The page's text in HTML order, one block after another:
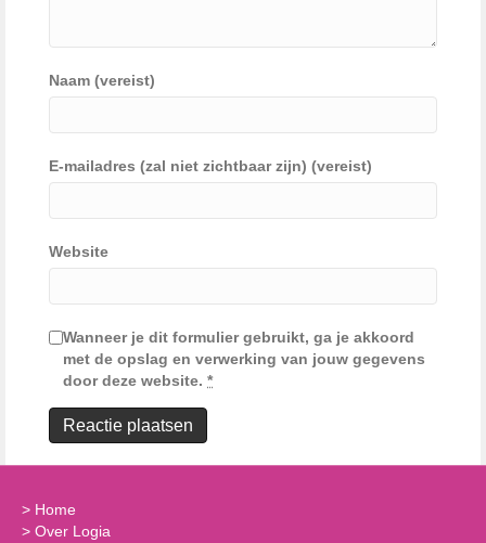
Naam (vereist)
E-mailadres (zal niet zichtbaar zijn) (vereist)
Website
Wanneer je dit formulier gebruikt, ga je akkoord
met de opslag en verwerking van jouw gegevens
door deze website. *
> Home
> Over Logia